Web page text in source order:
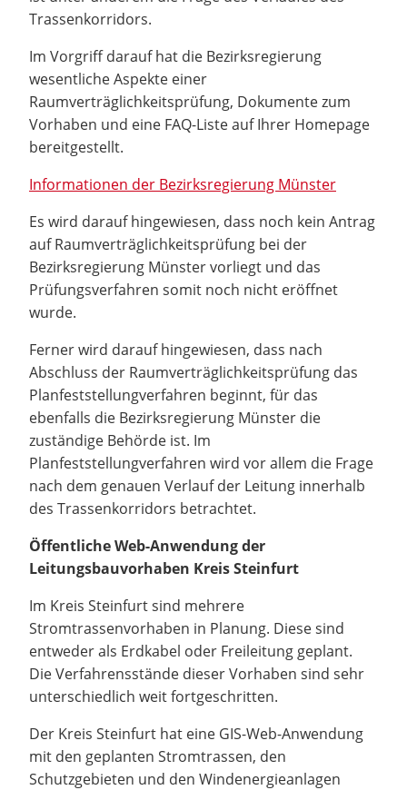
Trassenkorridors.
Im Vorgriff darauf hat die Bezirksregierung
wesentliche Aspekte einer
Raumverträglichkeitsprüfung, Dokumente zum
Vorhaben und eine FAQ-Liste auf Ihrer Homepage
bereitgestellt.
Informationen der Bezirksregierung Münster
Es wird darauf hingewiesen, dass noch kein Antrag
auf Raumverträglichkeitsprüfung bei der
Bezirksregierung Münster vorliegt und das
Prüfungsverfahren somit noch nicht eröffnet
wurde.
Ferner wird darauf hingewiesen, dass nach
Abschluss der Raumverträglichkeitsprüfung das
Planfeststellungverfahren beginnt, für das
ebenfalls die Bezirksregierung Münster die
zuständige Behörde ist. Im
Planfeststellungverfahren wird vor allem die Frage
nach dem genauen Verlauf der Leitung innerhalb
des Trassenkorridors betrachtet.
Öffentliche Web-Anwendung der
Leitungsbauvorhaben Kreis Steinfurt
Im Kreis Steinfurt sind mehrere
Stromtrassenvorhaben in Planung. Diese sind
entweder als Erdkabel oder Freileitung geplant.
Die Verfahrensstände dieser Vorhaben sind sehr
unterschiedlich weit fortgeschritten.
Der Kreis Steinfurt hat eine GIS-Web-Anwendung
mit den geplanten Stromtrassen, den
Schutzgebieten und den Windenergieanlagen